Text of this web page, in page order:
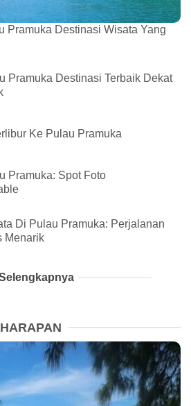
Pramuka Destinasi Wisata Yang
Pramuka Destinasi Terbaik Dekat
Ke Pulau Pramuka
Pramuka: Spot Foto
Di Pulau Pramuka: Perjalanan
Menarik